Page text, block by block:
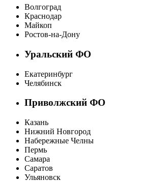
Волгоград
Краснодар
Майкоп
Ростов-на-Дону
Уральский ФО
Екатеринбург
Челябинск
Приволжский ФО
Казань
Нижний Новгород
Набережные Челны
Пермь
Самара
Саратов
Ульяновск